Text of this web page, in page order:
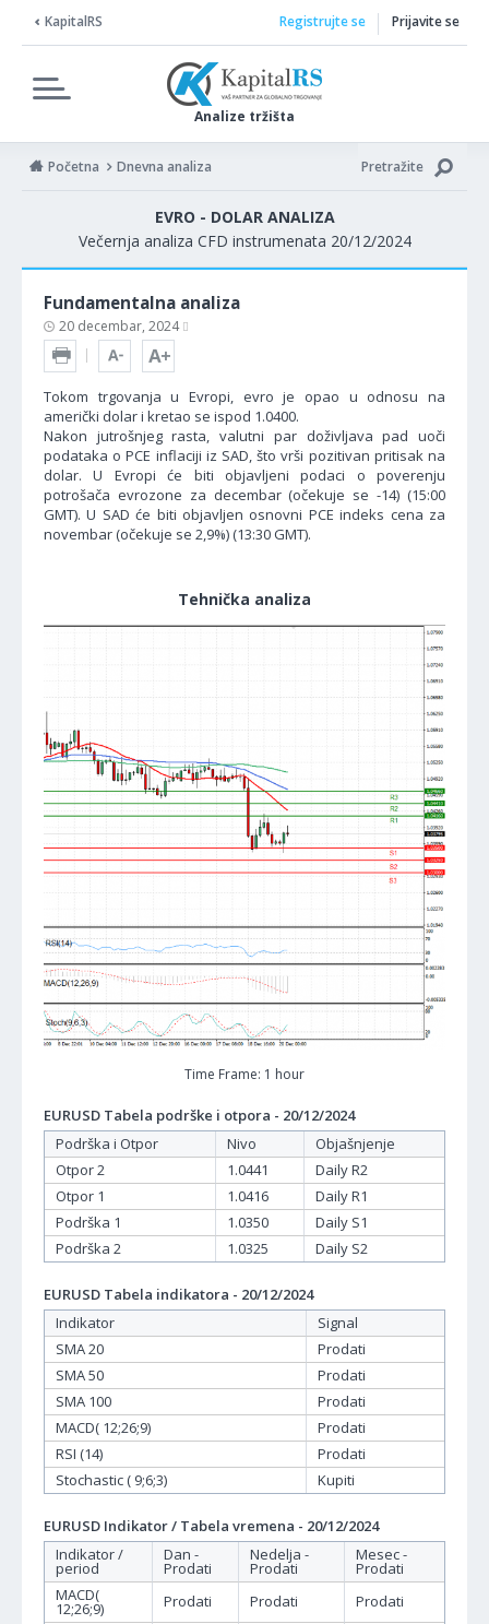
KapitalRS
Analize tržišta
Registrujte se Prijavite se
Početna Dnevna analiza Pretražite
EVRO - DOLAR ANALIZA
Večernja analiza CFD instrumenata 20/12/2024
Fundamentalna analiza
20 decembar, 2024
Tokom trgovanja u Evropi, evro je opao u odnosu na
američki dolar i kretao se ispod 1.0400.
Nakon jutrošnjeg rasta, valutni par doživljava pad uoči
podataka o PCE inflaciji iz SAD, što vrši pozitivan pritisak na
dolar. U Evropi će biti objavljeni podaci o poverenju
potrošača evrozone za decembar (očekuje se -14) (15:00
GMT). U SAD će biti objavljen osnovni PCE indeks cena za
novembar (očekuje se 2,9%) (13:30 GMT).
Tehnička analiza
Time Frame: 1 hour
EURUSD Tabela podrške i otpora - 20/12/2024
Podrška i Otpor
Nivo
Objašnjenje
Otpor 2
1.0441
Daily R2
Otpor 1
1.0416
Daily R1
Podrška 1
1.0350
Daily S1
Podrška 2
1.0325 Daily S2
EURUSD Tabela indikatora - 20/12/2024
Indikator
Signal
SMA 20
Prodati
SMA 50
Prodati
SMA 100
Prodati
MACD( 12;26;9)
Prodati
RSI (14)
Prodati
Stochastic ( 9;6;3)
Kupiti
EURUSD Indikator / Tabela vremena - 20/12/2024
Indikator /
period
Dan -
Prodati
Nedelja -
Prodati
Mesec -
Prodati
MACD(
12;26;9) Prodati Prodati
Prodati